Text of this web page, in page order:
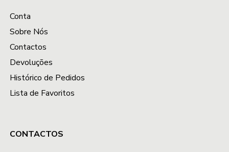
Conta
Sobre Nós
Contactos
Devoluções
Histórico de Pedidos
Lista de Favoritos
CONTACTOS